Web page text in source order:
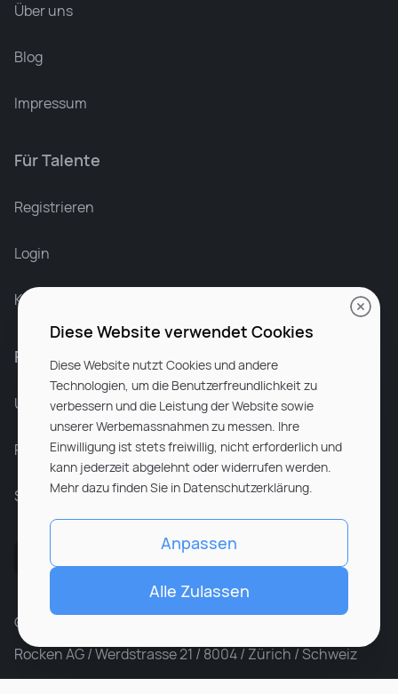
Über uns
Blog
Impressum
Für Talente
Registrieren
Login
Karriere bei Rocken
Für Unternehmen
Unsere Dienstleistungen
Partnerunternehmen
Sitemap
© ROCKEN 2026. All rights reserved
Rocken AG / Werdstrasse 21 / 8004 / Zürich / Schweiz
Diese Website verwendet Cookies
Diese Website nutzt Cookies und andere
Technologien, um die Benutzerfreundlichkeit zu
verbessern und die Leistung der Website sowie
unserer Werbemassnahmen zu messen. Ihre
Einwilligung ist stets freiwillig, nicht erforderlich und
kann jederzeit abgelehnt oder widerrufen werden.
Mehr dazu finden Sie in Datenschutzerklärung.
Anpassen
Alle Zulassen